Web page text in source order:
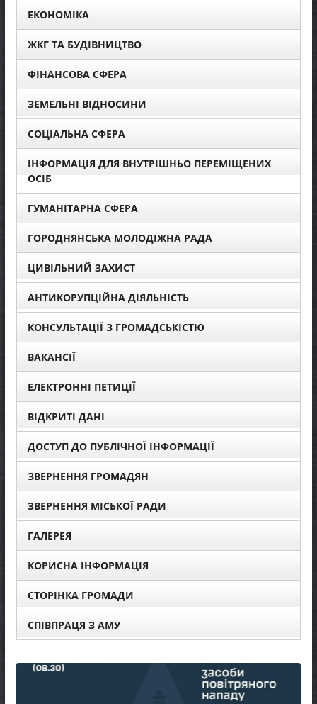
ЕКОНОМІКА
ЖКГ ТА БУДІВНИЦТВО
ФІНАНСОВА СФЕРА
ЗЕМЕЛЬНІ ВІДНОСИНИ
СОЦІАЛЬНА СФЕРА
ІНФОРМАЦІЯ ДЛЯ ВНУТРІШНЬО ПЕРЕМІЩЕНИХ
ОСІБ
ГУМАНІТАРНА СФЕРА
ГОРОДНЯНСЬКА МОЛОДІЖНА РАДА
ЦИВІЛЬНИЙ ЗАХИСТ
АНТИКОРУПЦІЙНА ДІЯЛЬНІСТЬ
КОНСУЛЬТАЦІЇ З ГРОМАДСЬКІСТЮ
ВАКАНСІЇ
ЕЛЕКТРОННІ ПЕТИЦІЇ
ВІДКРИТІ ДАНІ
ДОСТУП ДО ПУБЛІЧНОЇ ІНФОРМАЦІЇ
ЗВЕРНЕННЯ ГРОМАДЯН
ЗВЕРНЕННЯ МІСЬКОЇ РАДИ
ГАЛЕРЕЯ
КОРИСНА ІНФОРМАЦІЯ
СТОРІНКА ГРОМАДИ
СПІВПРАЦЯ З АМУ